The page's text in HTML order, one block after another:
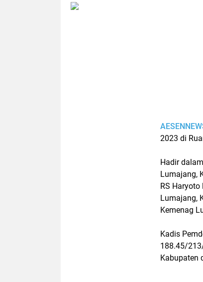
2023 di
Hadir
Lumajang,
RS
Lumajang,
Kemenag
Kadis
188.45/
Kabupaten